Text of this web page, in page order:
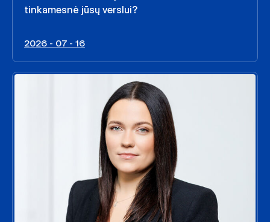
tinkamesnė jūsų verslui?
2026 - 07 - 16